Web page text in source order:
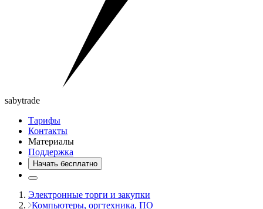
sabytrade
Тарифы
Контакты
Материалы
Поддержка
Начать бесплатно
Электронные торги и закупки
Компьютеры, оргтехника, ПО